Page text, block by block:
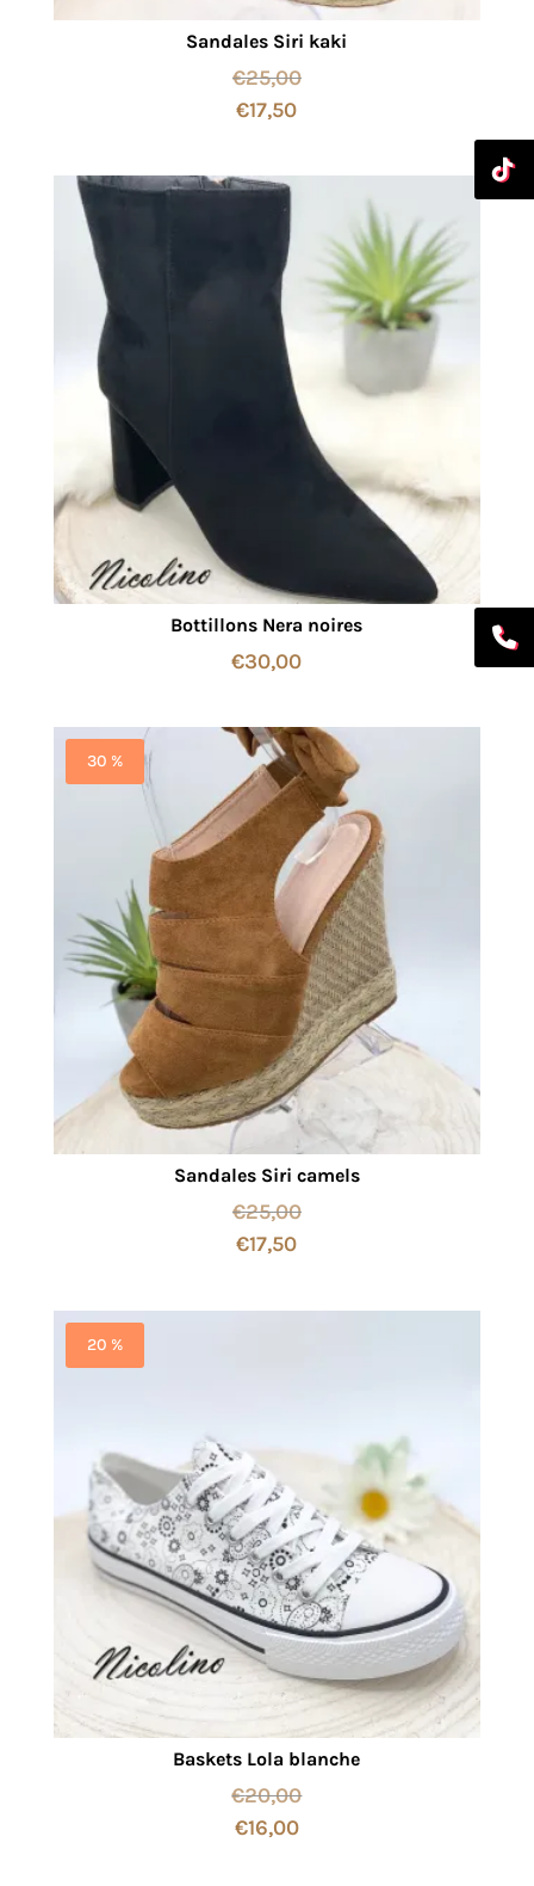
Sandales Siri kaki
€25,00
€17,50
Bottillons Nera noires
€30,00
30 %
Sandales Siri camels
€25,00
€17,50
20 %
Baskets Lola blanche
€20,00
€16,00